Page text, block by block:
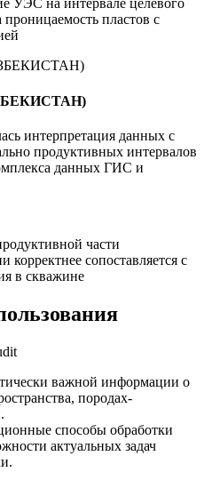
УЭС на интервале целевого
проницаемость пластов с
интерпретация данных с
продуктивных интервалов
данных ГИС и
части
корректнее сопоставляется с
в скважине
важной информации о
породах-
способы обработки
актуальных задач